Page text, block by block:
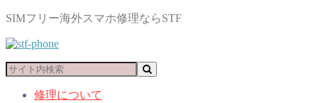
SIMフリー海外スマホ修理ならSTF
修理について